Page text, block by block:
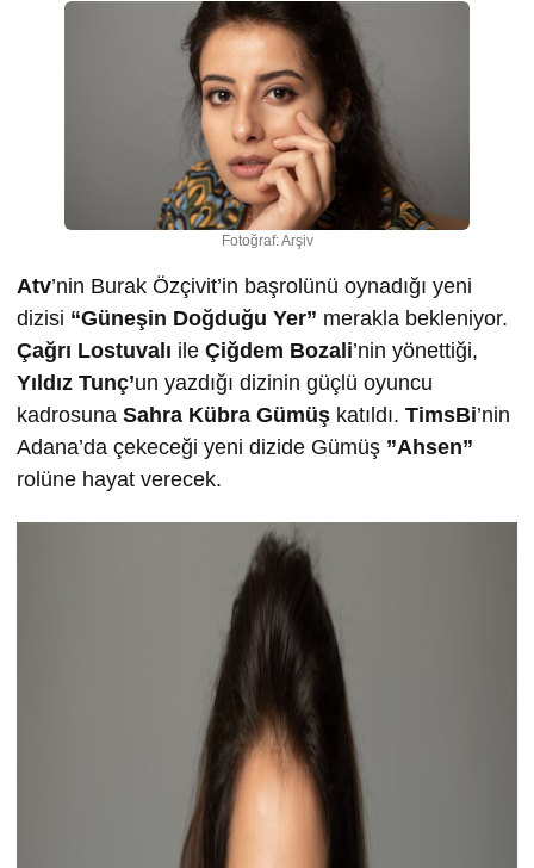
Fotoğraf: Arşiv
Atv’nin Burak Özçivit’in başrolünü oynadığı yeni
dizisi “Güneşin Doğduğu Yer” merakla bekleniyor.
Çağrı Lostuvalı ile Çiğdem Bozali’nin yönettiği,
Yıldız Tunç’un yazdığı dizinin güçlü oyuncu
kadrosuna Sahra Kübra Gümüş katıldı. TimsBi’nin
Adana’da çekeceği yeni dizide Gümüş ”Ahsen”
rolüne hayat verecek.